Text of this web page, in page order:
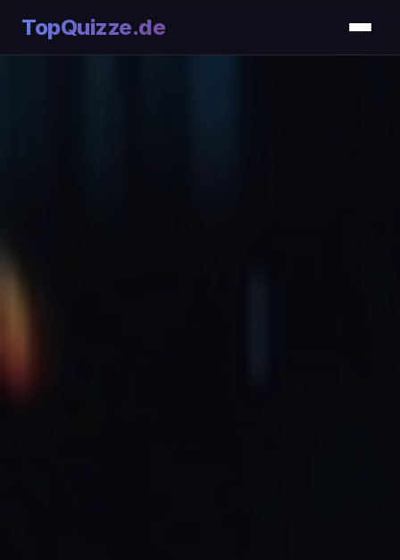
TopQuizze.de